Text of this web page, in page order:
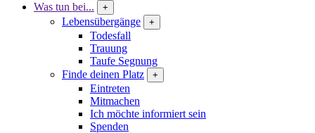
Was tun bei...
+
Lebensübergänge +
Todesfall
Trauung
Taufe Segnung
Finde deinen Platz
+
Eintreten
Mitmachen
Ich möchte informiert sein
Spenden